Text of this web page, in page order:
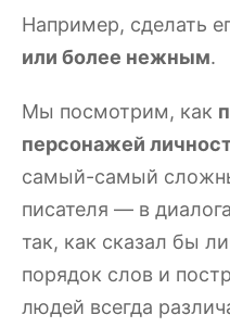
Например, сделать
или более нежным.
Мы посмотрим, как
персонажей
самый-самый
писателя — в
так, как сказал бы
порядок слов и
людей всегда